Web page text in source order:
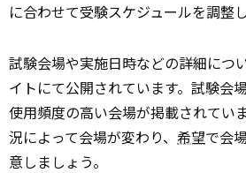
に合わせて受験スケジュールを調整
試験会場や実施日時などの詳細につ
イトにて公開されています。試験会
使用頻度の高い会場が掲載されてい
況によって会場が変わり、 希望で会
意しましょう。